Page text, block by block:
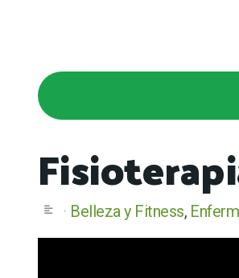
Belleza y Fitness